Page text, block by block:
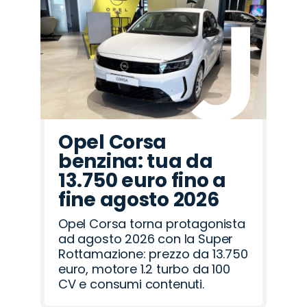
Jaecoo
Alfa
Romeo
Hyundai
Fiat
Opel
Cupra
Seat
Mazda
Abarth
Omoda
Land
Rover
Peugeot
Lancia
Citroën
Jeep
Opel Corsa
benzina: tua da
13.750 euro fino a
fine agosto 2026
Opel Corsa torna protagonista
ad agosto 2026 con la Super
Rottamazione: prezzo da 13.750
euro, motore 1.2 turbo da 100
CV e consumi contenuti.